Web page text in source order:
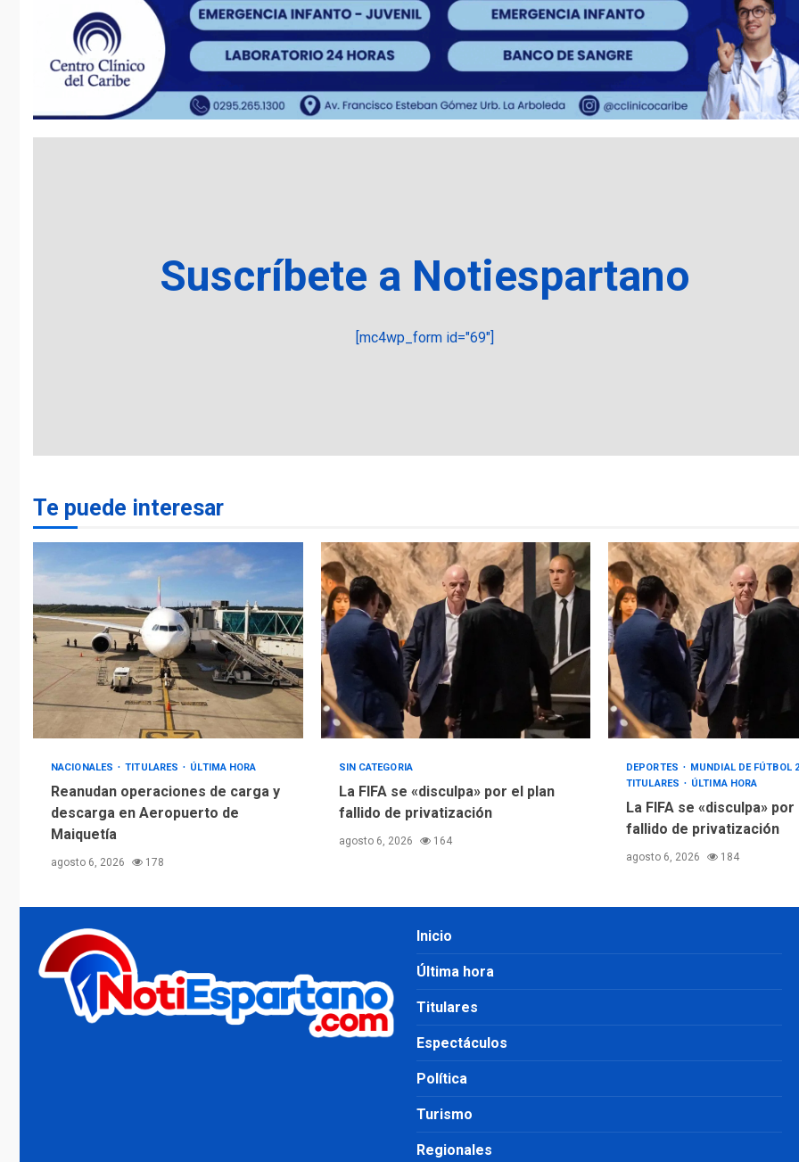
Suscríbete a Notiespartano
[mc4wp_form id="69"]
Te puede interesar
NACIONALES TITULARES ÚLTIMA HORA
Reanudan operaciones de carga y
descarga en Aeropuerto de
Maiquetía
agosto 6, 2026 178
SIN CATEGORIA
La FIFA se «disculpa» por el plan
fallido de privatización
agosto 6, 2026 164
DEPORTES
MUNDIAL DE FÚTBOL
TITULARES
ÚLTIMA HORA
La FIFA se «disculpa» por
fallido de privatización
agosto 6, 2026 184
Inicio
Última hora
Titulares
Espectáculos
Política
Turismo
Regionales